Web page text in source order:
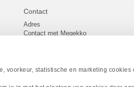
voorkeur, statistische en marketing
Contact
Adres
Contact met Megekko